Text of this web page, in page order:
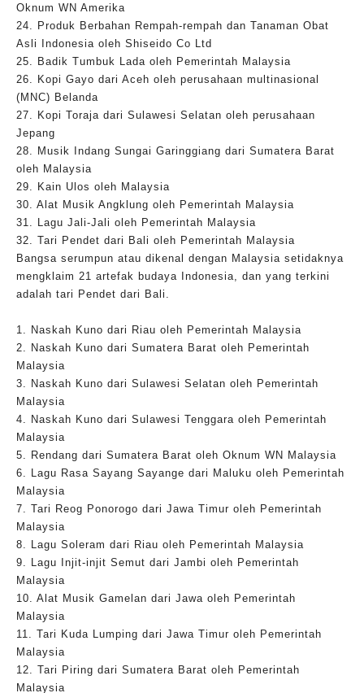
Oknum WN Amerika
24. Produk Berbahan Rempah-rempah dan Tanaman Obat
Asli Indonesia oleh Shiseido Co Ltd
25. Badik Tumbuk Lada oleh Pemerintah Malaysia
26. Kopi Gayo dari Aceh oleh perusahaan multinasional
(MNC) Belanda
27. Kopi Toraja dari Sulawesi Selatan oleh perusahaan
Jepang
28. Musik Indang Sungai Garinggiang dari Sumatera Barat
oleh Malaysia
29. Kain Ulos oleh Malaysia
30. Alat Musik Angklung oleh Pemerintah Malaysia
31. Lagu Jali-Jali oleh Pemerintah Malaysia
32. Tari Pendet dari Bali oleh Pemerintah Malaysia
Bangsa serumpun atau dikenal dengan Malaysia setidaknya
mengklaim 21 artefak budaya Indonesia, dan yang terkini
adalah tari Pendet dari Bali.
1. Naskah Kuno dari Riau oleh Pemerintah Malaysia
2. Naskah Kuno dari Sumatera Barat oleh Pemerintah
Malaysia
3. Naskah Kuno dari Sulawesi Selatan oleh Pemerintah
Malaysia
4. Naskah Kuno dari Sulawesi Tenggara oleh Pemerintah
Malaysia
5. Rendang dari Sumatera Barat oleh Oknum WN Malaysia
6. Lagu Rasa Sayang Sayange dari Maluku oleh Pemerintah
Malaysia
7. Tari Reog Ponorogo dari Jawa Timur oleh Pemerintah
Malaysia
8. Lagu Soleram dari Riau oleh Pemerintah Malaysia
9. Lagu Injit-injit Semut dari Jambi oleh Pemerintah
Malaysia
10. Alat Musik Gamelan dari Jawa oleh Pemerintah
Malaysia
11. Tari Kuda Lumping dari Jawa Timur oleh Pemerintah
Malaysia
12. Tari Piring dari Sumatera Barat oleh Pemerintah
Malaysia